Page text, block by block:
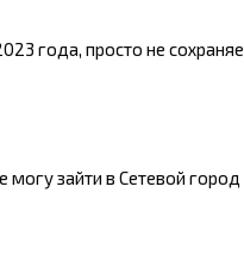
года, просто не
могу зайти в Сетевой